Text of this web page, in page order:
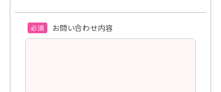
お問い合わせ内容
必須